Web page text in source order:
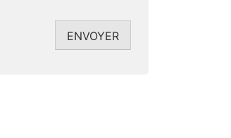
ENVOYER